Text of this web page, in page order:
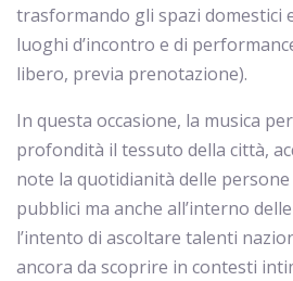
trasformando gli spazi domestici
luoghi d’incontro e di
libero, previa prenotazione).
In questa occasione, la musica
profondità il tessuto della città,
note la quotidianità delle
pubblici ma anche all’interno
l’intento di ascoltare talenti
ancora da scoprire in contesti